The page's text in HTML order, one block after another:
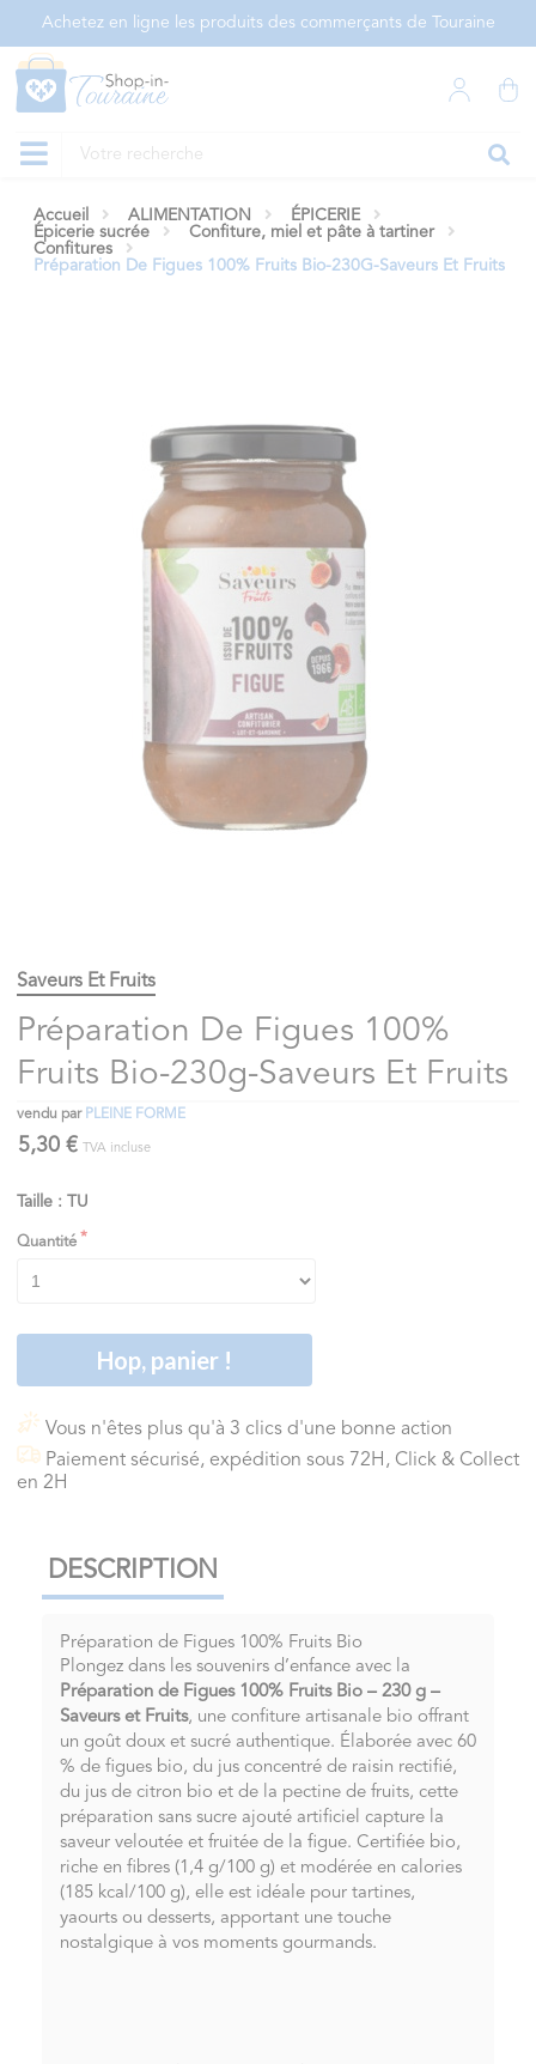
Achetez en ligne les produits des commerçants de Touraine
Accueil ALIMENTATION
ÉPICERIE
Épicerie sucrée
Confiture, miel et pâte à tartiner
Confitures
Préparation De Figues 100% Fruits Bio-230G-Saveurs Et Fruits
Saveurs Et Fruits
Préparation De Figues 100%
Fruits Bio-230g-Saveurs Et Fruits
vendu par PLEINE FORME
5,30 € TVA incluse
Taille : TU
Quantité
Hop, panier !
Vous n'êtes plus qu'à 3 clics d'une bonne action
Paiement sécurisé, expédition sous 72H, Click & Collect
en 2H
DESCRIPTION
Préparation de Figues 100% Fruits Bio
Plongez dans les souvenirs d’enfance avec la
Préparation de Figues 100% Fruits Bio – 230 g –
Saveurs et Fruits, une confiture artisanale bio offrant
un goût doux et sucré authentique. Élaborée avec 60
% de figues bio, du jus concentré de raisin rectifié,
du jus de citron bio et de la pectine de fruits, cette
préparation sans sucre ajouté artificiel capture la
saveur veloutée et fruitée de la figue. Certifiée bio,
riche en fibres (1,4 g/100 g) et modérée en calories
(185 kcal/100 g), elle est idéale pour tartines,
yaourts ou desserts, apportant une touche
nostalgique à vos moments gourmands.
Panneau de gestion des cookies